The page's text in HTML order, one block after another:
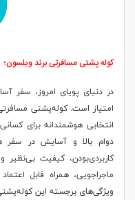
کوله پشتی مسافرتی برند ویلسون؛
در دنیای پویای امروز، سفر
امتیاز است. کوله‌پشتی
انتخابی هوشمندانه برای
دوام بالا و آسایش در سفر
کاربردی‌بودن، کیفیت
ماجراجویی، همراه قابل
ویژگی‌های برجسته این